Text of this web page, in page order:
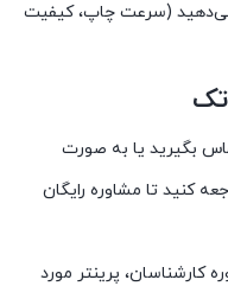
می‌دهید (سرعت چاپ، کیفیت
بگیرید یا به صورت
کنید تا مشاوره رایگان
کارشناسان، پرینتر مورد